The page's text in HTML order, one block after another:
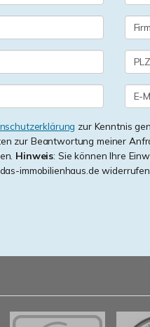
zur Kenntnis
zur Beantwortung meiner
Hinweis: Sie können Ihre
immobilienhaus.de